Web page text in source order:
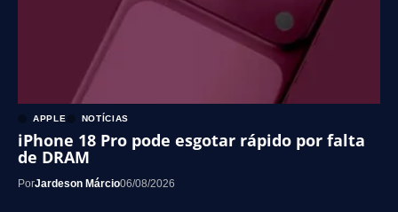
APPLE NOTÍCIAS
iPhone 18 Pro pode esgotar rápido por falta
de DRAM
PorJardeson Márcio06/08/2026